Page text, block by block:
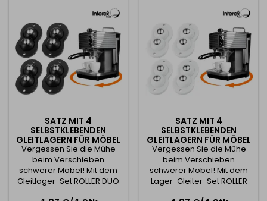
abziehen und den Haken
auf eine saubere,...
Mechanismus ist ideal für
ein breites...
SATZ MIT 4
SELBSTKLEBENDEN
GLEITLAGERN FÜR MÖBEL
ROLLER DUO / SCHWARZ
Vergessen Sie die Mühe
beim Verschieben
schwerer Möbel! Mit dem
Gleitlager-Set ROLLER DUO
SATZ MIT 4
SELBSTKLEBENDEN
GLEITLAGERN FÜR MÖBEL
ROLLER DUO / WEISS
Vergessen Sie die Mühe
beim Verschieben
schwerer Möbel! Mit dem
Lager-Gleiter-Set ROLLER